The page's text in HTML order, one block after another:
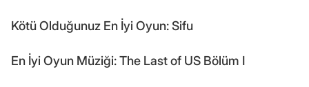
Kötü Olduğunuz En İyi Oyun: Sifu
En İyi Oyun Müziği: The Last of US Bölüm I